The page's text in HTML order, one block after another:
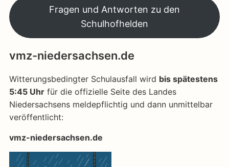
Fragen und Antworten zu den
Schulhofhelden
vmz-niedersachsen.de
Witterungsbedingter Schulausfall wird bis spätestens
5:45 Uhrfür die offizielle Seite des Landes
Niedersachsens meldepflichtig und dann unmittelbar
veröffentlicht:
vmz-niedersachsen.de